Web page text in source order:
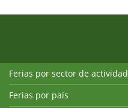
Ferias por sector de actividad
Ferias por país